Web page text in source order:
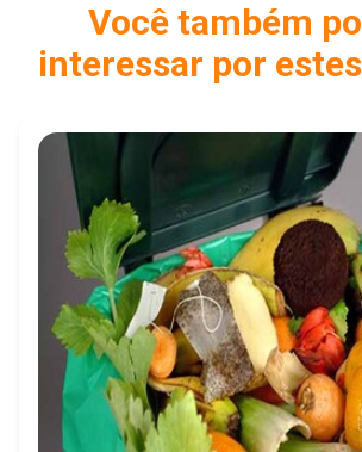
Você também
interessar por